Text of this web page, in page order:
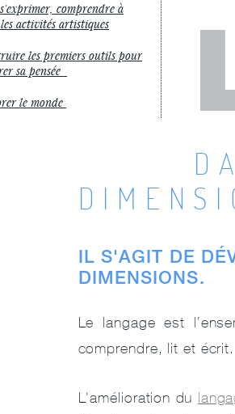
comprendre à
activités artistiques
les premiers outils pour
sa pensée
le monde
IL S'AGIT DE
DIMENSIONS.
Le langage est
comprendre, lit et écrit.
L'amélioration du